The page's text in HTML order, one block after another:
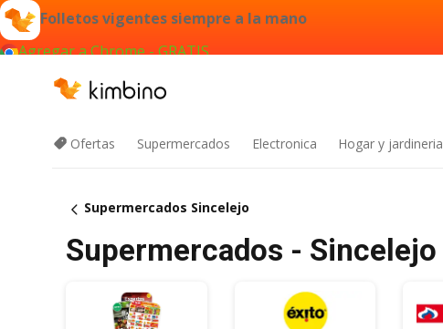
Folletos vigentes siempre a la mano
Agregar a Chrome - GRATIS
Ofertas Supermercados Electronica Hogar y jardineria
Supermercados Sincelejo
Supermercados - Sincelejo